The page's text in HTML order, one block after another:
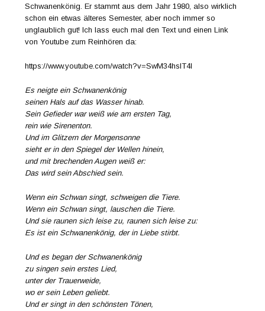
Schwanenkönig. Er stammt aus dem Jahr 1980, also wirklich
schon ein etwas älteres Semester, aber noch immer so
unglaublich gut! Ich lass euch mal den Text und einen Link
von Youtube zum Reinhören da:
https://www.youtube.com/watch?v=SwM34hslT4I
Es neigte ein Schwanenkönig
seinen Hals auf das Wasser hinab.
Sein Gefieder war weiß wie am ersten Tag,
rein wie Sirenenton.
Und im Glitzern der Morgensonne
sieht er in den Spiegel der Wellen hinein,
und mit brechenden Augen weiß er:
Das wird sein Abschied sein.
Wenn ein Schwan singt, schweigen die Tiere.
Wenn ein Schwan singt, lauschen die Tiere.
Und sie raunen sich leise zu, raunen sich leise zu:
Es ist ein Schwanenkönig, der in Liebe stirbt.
Und es began der Schwanenkönig
zu singen sein erstes Lied,
unter der Trauerweide,
wo er sein Leben geliebt.
Und er singt in den schönsten Tönen,